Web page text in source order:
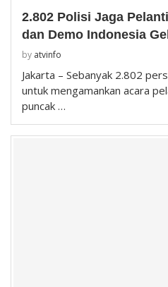
2.802 Polisi Jaga
dan Demo Indonesia
by atvinfo
Jakarta – Sebanyak 2.802
untuk mengamankan acara
puncak …